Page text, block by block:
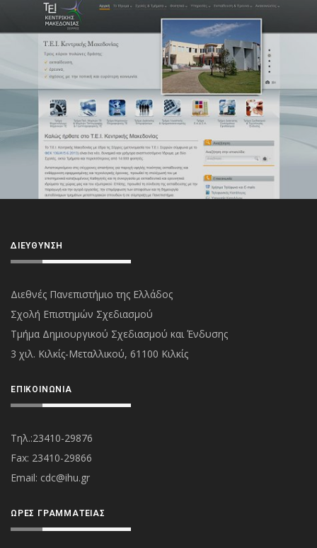
ΔΙΕΎΘΥΝΣΗ
Διεθνές Πανεπιστήμιο της Ελλάδος
Σχολή Επιστημών Σχεδιασμού
Τμήμα Δημιουργικού Σχεδιασμού και Ένδυσης
3 χιλ. Κιλκίς-Μεταλλικού, 61100 Κιλκίς
ΕΠΙΚΟΙΝΩΝΊΑ
Τηλ.:23410-29876
Fax: 23410-29866
Εmail: cdc@ihu.gr
ΏΡΕΣ ΓΡΑΜΜΑΤΕΊΑΣ